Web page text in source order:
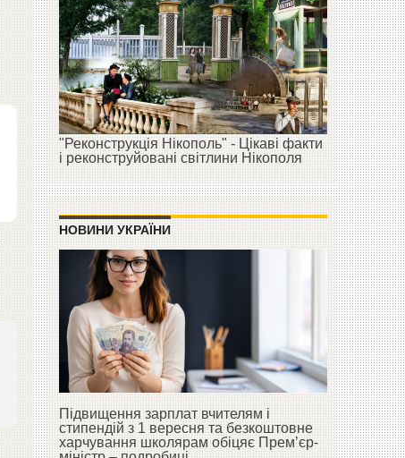
"Реконструкція Нікополь" - Цікаві факти
і реконструйовані світлини Нікополя
НОВИНИ УКРАЇНИ
Підвищення зарплат вчителям і
стипендій з 1 вересня та безкоштовне
харчування школярам обіцяє Прем’єр-